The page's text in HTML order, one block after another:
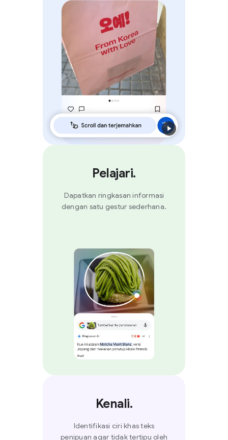
Pelajari.
Dapatkan ringkasan informasi
dengan satu gestur sederhana.
Kenali.
Identifikasi ciri khas teks
penipuan agar tidak tertipu oleh